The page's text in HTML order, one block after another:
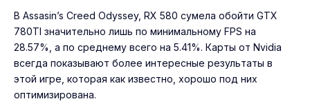
В Assasin’s Creed Odyssey, RX 580 сумела обойти GTX
780TI значительно лишь по минимальному FPS на
28.57%, а по среднему всего на 5.41%. Карты от Nvidia
всегда показывают более интересные результаты в
этой игре, которая как известно, хорошо под них
оптимизирована.